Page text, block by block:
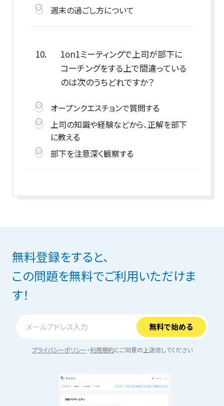
週末の過ごし方について
10.
1on1ミーティングで上司が部下に
コーチングをする上で間違っている
のは次のうちどれですか？
オープンクエスチョンで質問する
上司の知識や経験などから、正解を部下
に教える
部下を注意深く観察する
無料登録をすると、
この問題を無料でご利用いただけま
す！
プライバシーポリシー・利用規約にご同意の上送信してください